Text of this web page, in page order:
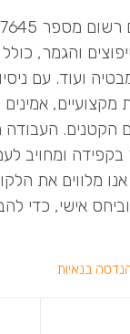
והגמר,
מקצועיים,
הקטנים. העבודה
ומחויב
מלווים את
אישי, כדי
בנאיות